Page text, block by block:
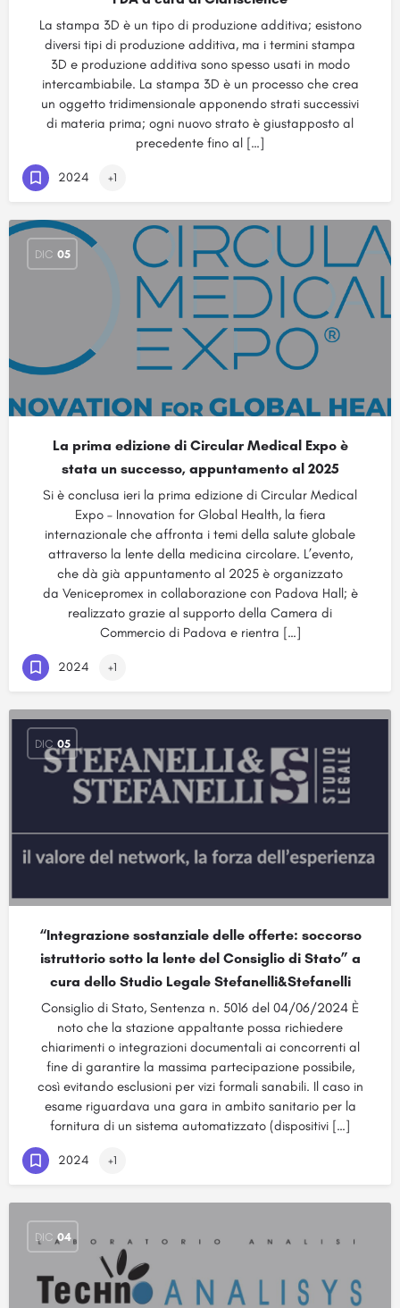
La stampa 3D è un tipo di produzione additiva; esistono
diversi tipi di produzione additiva, ma i termini stampa
3D e produzione additiva sono spesso usati in modo
intercambiabile. La stampa 3D è un processo che crea
un oggetto tridimensionale apponendo strati successivi
di materia prima; ogni nuovo strato è giustapposto al
precedente fino al […]
2024 +1
DIC 05
La prima edizione di Circular Medical Expo è
stata un successo, appuntamento al 2025
Si è conclusa ieri la prima edizione di Circular Medical
Expo – Innovation for Global Health, la fiera
internazionale che affronta i temi della salute globale
attraverso la lente della medicina circolare. L’evento,
che dà già appuntamento al 2025 è organizzato
da Venicepromex in collaborazione con Padova Hall; è
realizzato grazie al supporto della Camera di
Commercio di Padova e rientra […]
2024 +1
DIC 05
“Integrazione sostanziale delle offerte: soccorso
istruttorio sotto la lente del Consiglio di Stato” a
cura dello Studio Legale Stefanelli&Stefanelli
Consiglio di Stato, Sentenza n. 5016 del 04/06/2024 È
noto che la stazione appaltante possa richiedere
chiarimenti o integrazioni documentali ai concorrenti al
fine di garantire la massima partecipazione possibile,
così evitando esclusioni per vizi formali sanabili. Il caso in
esame riguardava una gara in ambito sanitario per la
fornitura di un sistema automatizzato (dispositivi […]
2024 +1
DIC 04